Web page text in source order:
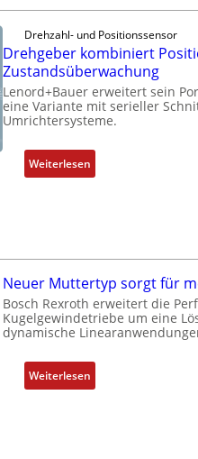
g
e
b
e
k
o
b
i
r
P
o
s
i
Drehzahl- und Positionssensor
Drehgeber kombiniert
Zustandsüberwachung
Lenord+Bauer erweitert sein
eine Variante mit serieller
Umrichtersysteme.
Weiterlesen:
D
g
e
r
o
m
Neuer Muttertyp sorgt für
Bosch Rexroth erweitert die
Kugelgewindetriebe um eine
dynamische
Weiterlesen:
N